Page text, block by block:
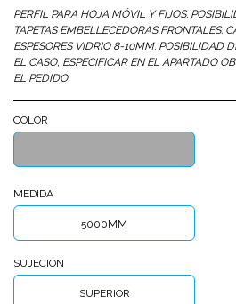
PERFIL PARA HOJA MÓVIL Y FIJOS.
TAPETAS EMBELLECEDORAS FRONTALES.
ESPESORES VIDRIO 8-10MM. POSIBILIDAD
EL CASO, ESPECIFICAR EN EL APARTADO
EL PEDIDO.
COLOR
MEDIDA
5000MM
SUJECIÓN
SUPERIOR